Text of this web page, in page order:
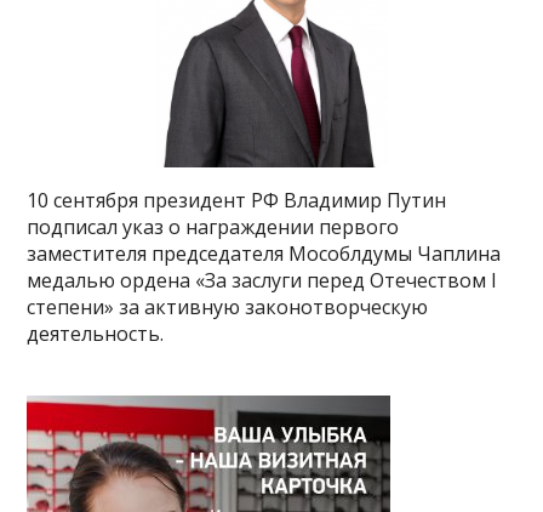
10 сентября президент РФ Владимир Путин
подписал указ о награждении первого
заместителя председателя Мособлдумы Чаплина
медалью ордена «За заслуги перед Отечеством I
степени» за активную законотворческую
деятельность.